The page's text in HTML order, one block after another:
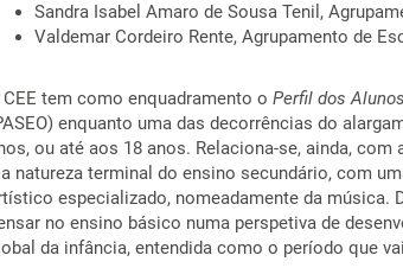
Sandra Isabel Amaro de Sousa Tenil,
Valdemar Cordeiro Rente, Agrupamento de
CEE tem como enquadramento o Perfil dos
enquanto uma das decorrências do
ou até aos 18 anos. Relaciona-se, ainda,
natureza terminal do ensino secundário, com
especializado, nomeadamente da música.
no ensino básico numa perspetiva de
da infância, entendida como o período que